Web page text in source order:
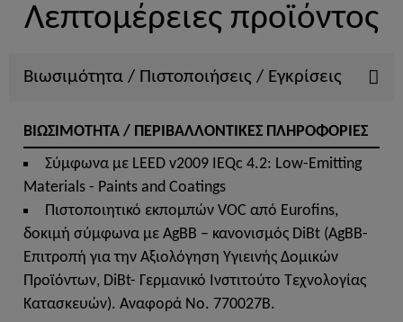
Λεπτομέρειες προϊόντος
Βιωσιμότητα / Πιστοποιήσεις / Εγκρίσεις
ΒΙΩΣΙΜΟΤΗΤΑ / ΠΕΡΙΒΑΛΛΟΝΤΙΚΕΣ ΠΛΗΡΟΦΟΡΙΕΣ
Σύμφωνα με LEED v2009 IEQc 4.2: Low-Emitting
Materials - Paints and Coatings
Πιστοποιητικό εκπομπών VOC από Eurofins,
δοκιμή σύμφωνα με AgBB – κανονισμός DiΒt (AgBB-
Επιτροπή για την Αξιολόγηση Υγιεινής Δομικών
Προϊόντων, DiΒt- Γερμανικό Ινστιτούτο Τεχνολογίας
Κατασκευών). Αναφορά No. 770027B.